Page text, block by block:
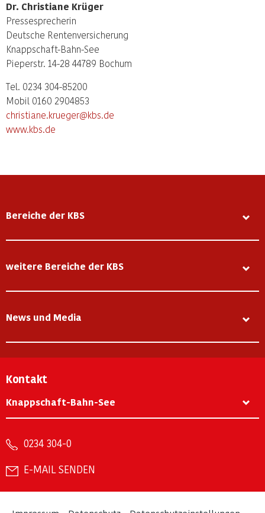
Dr. Christiane Krüger
Pressesprecherin
Deutsche Rentenversicherung
Knappschaft-Bahn-See
Pieperstr. 14-28 44789 Bochum
Tel. 0234 304-85200
Mobil 0160 2904853
christiane.krueger@kbs.de
www.kbs.de
Bereiche der KBS
weitere Bereiche der KBS
News und Media
Kontakt
Knappschaft-Bahn-See
0234 304-0
E-MAIL SENDEN